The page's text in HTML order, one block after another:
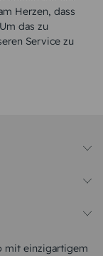
Herzen, dass
das zu
Service zu
mit einzigartigem